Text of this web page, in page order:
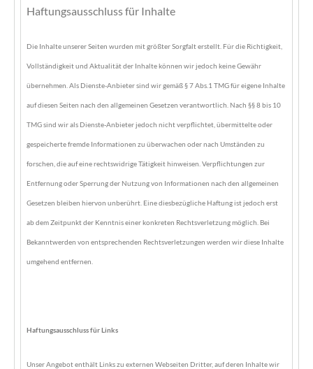
Haftungsausschluss für Inhalte
Die Inhalte unserer Seiten wurden mit größter Sorgfalt erstellt. Für die Richtigkeit,
Vollständigkeit und Aktualität der Inhalte können wir jedoch keine Gewähr
übernehmen. Als Dienste-Anbieter sind wir gemäß § 7 Abs.1 TMG für eigene Inhalte
auf diesen Seiten nach den allgemeinen Gesetzen verantwortlich. Nach §§ 8 bis 10
TMG sind wir als Dienste-Anbieter jedoch nicht verpflichtet, übermittelte oder
gespeicherte fremde Informationen zu überwachen oder nach Umständen zu
forschen, die auf eine rechtswidrige Tätigkeit hinweisen. Verpflichtungen zur
Entfernung oder Sperrung der Nutzung von Informationen nach den allgemeinen
Gesetzen bleiben hiervon unberührt. Eine diesbezügliche Haftung ist jedoch erst
ab dem Zeitpunkt der Kenntnis einer konkreten Rechtsverletzung möglich. Bei
Bekanntwerden von entsprechenden Rechtsverletzungen werden wir diese Inhalte
umgehend entfernen.
Haftungsausschluss für Links
Unser Angebot enthält Links zu externen Webseiten Dritter, auf deren Inhalte wir